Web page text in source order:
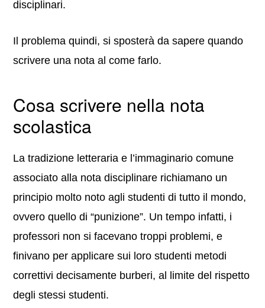
disciplinari.
Il problema quindi, si sposterà da sapere quando
scrivere una nota al come farlo.
Cosa scrivere nella nota
scolastica
La tradizione letteraria e l’immaginario comune
associato alla nota disciplinare richiamano un
principio molto noto agli studenti di tutto il mondo,
ovvero quello di “punizione”. Un tempo infatti, i
professori non si facevano troppi problemi, e
finivano per applicare sui loro studenti metodi
correttivi decisamente burberi, al limite del rispetto
degli stessi studenti.